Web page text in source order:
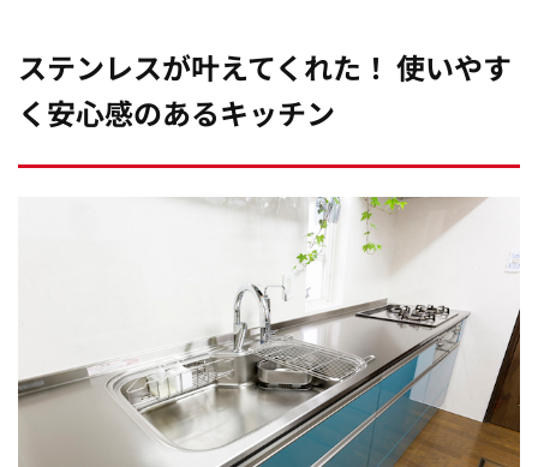
ステンレスが叶えてくれた！ 使いやす
く安心感のあるキッチン